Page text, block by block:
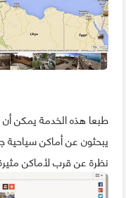
طبعا هذه الخدمة يمكن
يبحثون عن أماكن
نظرة عن قرب لأماكن